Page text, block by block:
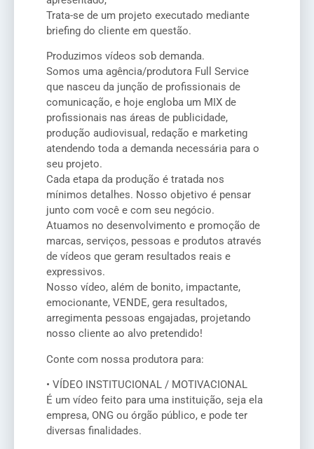
Trata-se de um projeto executado mediante
briefing do cliente em questão.
Produzimos vídeos sob demanda.
Somos uma agência/produtora Full Service
que nasceu da junção de profissionais de
comunicação, e hoje engloba um MIX de
profissionais nas áreas de publicidade,
produção audiovisual, redação e marketing
atendendo toda a demanda necessária para o
seu projeto.
Cada etapa da produção é tratada nos
mínimos detalhes. Nosso objetivo é pensar
junto com você e com seu negócio.
Atuamos no desenvolvimento e promoção de
marcas, serviços, pessoas e produtos através
de vídeos que geram resultados reais e
expressivos.
Nosso vídeo, além de bonito, impactante,
emocionante, VENDE, gera resultados,
arregimenta pessoas engajadas, projetando
nosso cliente ao alvo pretendido!
Conte com nossa produtora para:
• VÍDEO INSTITUCIONAL / MOTIVACIONAL
É um vídeo feito para uma instituição, seja ela
empresa, ONG ou órgão público, e pode ter
diversas finalidades.